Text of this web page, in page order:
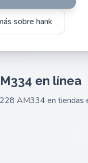
sobre hank
en línea
AM334 en tiendas